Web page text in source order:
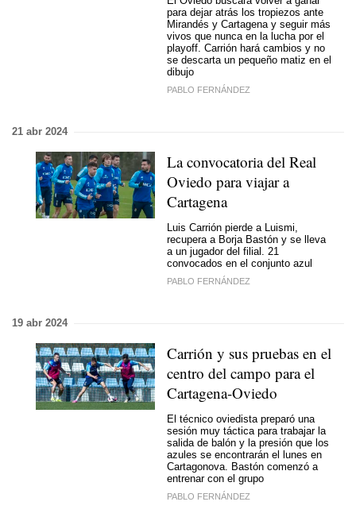
para dejar atrás los tropiezos ante
Mirandés y Cartagena y seguir más
vivos que nunca en la lucha por el
playoff. Carrión hará cambios y no
se descarta un pequeño matiz en el
dibujo
PABLO FERNÁNDEZ
21 abr 2024
La convocatoria del Real
Oviedo para viajar a
Cartagena
Luis Carrión pierde a Luismi,
recupera a Borja Bastón y se lleva
a un jugador del filial. 21
convocados en el conjunto azul
PABLO FERNÁNDEZ
19 abr 2024
Carrión y sus pruebas en el
centro del campo para el
Cartagena-Oviedo
El técnico oviedista preparó una
sesión muy táctica para trabajar la
salida de balón y la presión que los
azules se encontrarán el lunes en
Cartagonova. Bastón comenzó a
entrenar con el grupo
PABLO FERNÁNDEZ